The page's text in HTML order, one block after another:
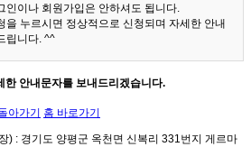
인이나 회원가입은 안하셔도 됩니다.
을 누르시면 정상적으로 신청되며 자세한 안내
립니다. ^^
한 안내문자를 보내드리겠습니다.
아가기 홈 바로가기
) : 경기도 양평군 옥천면 신복리 331번지 게르마